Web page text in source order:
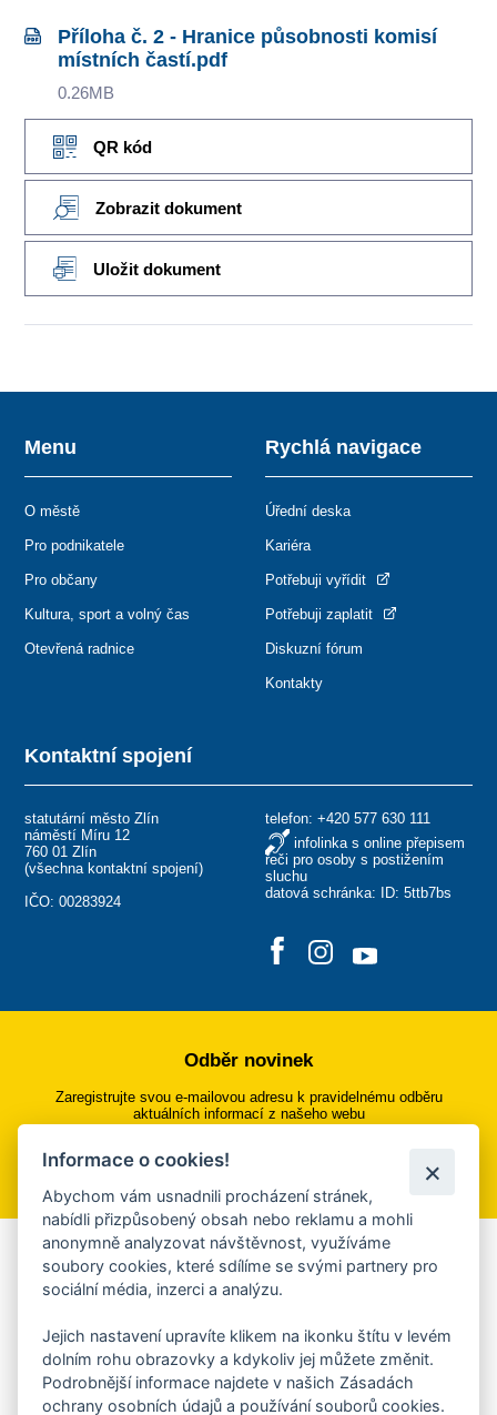
Příloha č. 2 - Hranice působnosti komisí
místních častí.pdf
0.26MB
QR kód
Zobrazit dokument
Uložit dokument
Kontaktní spojení
statutární město Zlín
náměstí Míru 12
760 01 Zlín
(všechna kontaktní spojení)
IČO: 00283924
telefon: +420 577 630 111
infolinka s online přepisem
řeči pro osoby s postižením
sluchu
datová schránka: ID: 5ttb7bs
Menu
O městě
Pro podnikatele
Pro občany
Kultura, sport a volný čas
Otevřená radnice
Rychlá navigace
Úřední deska
Kariéra
Potřebuji vyřídit
Potřebuji zaplatit
Diskuzní fórum
Kontakty
Odběr novinek
Zaregistrujte svou e-mailovou adresu k pravidelnému odběru
aktuálních informací z našeho webu
Přihlásit se k odběru
Aplikace Mobilní rozhlas
Chcete dostávat do svého mobilu či mailu upozornění na
ankety, pozvánky na kulturní a sportovní akce?
Více informací o aplikaci
Informace o cookies!
Abychom vám usnadnili procházení stránek,
nabídli přizpůsobený obsah nebo reklamu a mohli
anonymně analyzovat návštěvnost, využíváme
soubory cookies, které sdílíme se svými partnery pro
sociální média, inzerci a analýzu.
Jejich nastavení upravíte klikem na ikonku štítu v levém
dolním rohu obrazovky a kdykoliv jej můžete změnit.
Podrobnější informace najdete v našich Zásadách
ochrany osobních údajů a používání souborů cookies.